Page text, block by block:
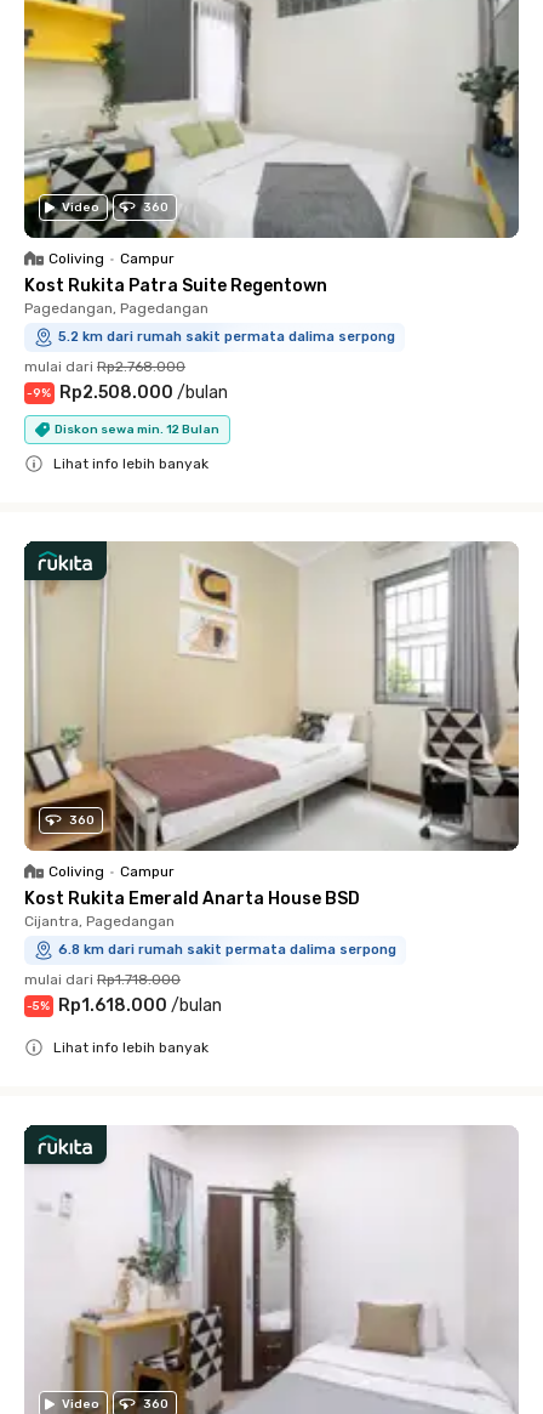
Video 360
Coliving • Campur
Kost Rukita Patra Suite Regentown
Pagedangan, Pagedangan
5.2 km dari rumah sakit permata dalima serpong
mulai dari Rp2.768.000
-9% Rp2.508.000 /bulan
Diskon sewa min. 12 Bulan
Lihat info lebih banyak
360
Coliving • Campur
Kost Rukita Emerald Anarta House BSD
Cijantra, Pagedangan
6.8 km dari rumah sakit permata dalima serpong
mulai dari Rp1.718.000
-5% Rp1.618.000 /bulan
Lihat info lebih banyak
Video 360